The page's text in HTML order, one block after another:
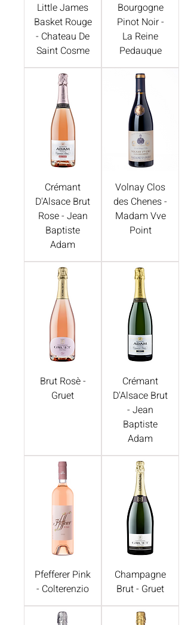
Bourgogne
Pinot Noir -
La Reine
Pedauque
Little James
Basket Rouge
- Chateau De
Saint Cosme
Volnay Clos
des Chenes -
Madam Vve
Point
Crémant
D'Alsace Brut
Rose - Jean
Baptiste
Adam
Crémant
D'Alsace Brut
- Jean
Baptiste
Adam
Brut Rosè -
Gruet
Champagne
Brut - Gruet
Pfefferer Pink
- Colterenzio